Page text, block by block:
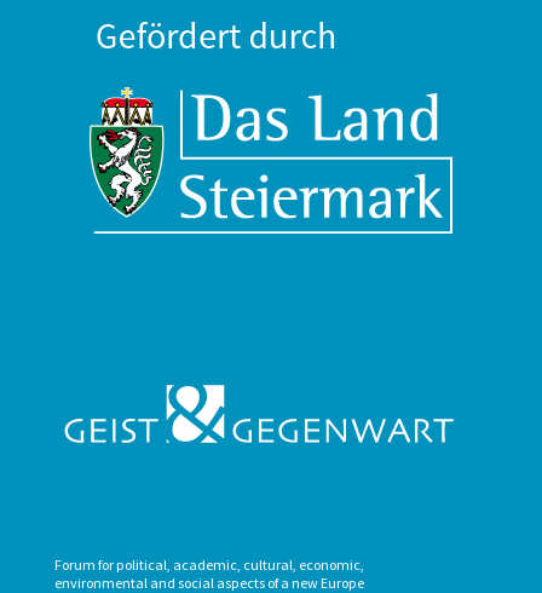
Forum for political, academic, cultural, economic,
environmental and social aspects of a new Europe